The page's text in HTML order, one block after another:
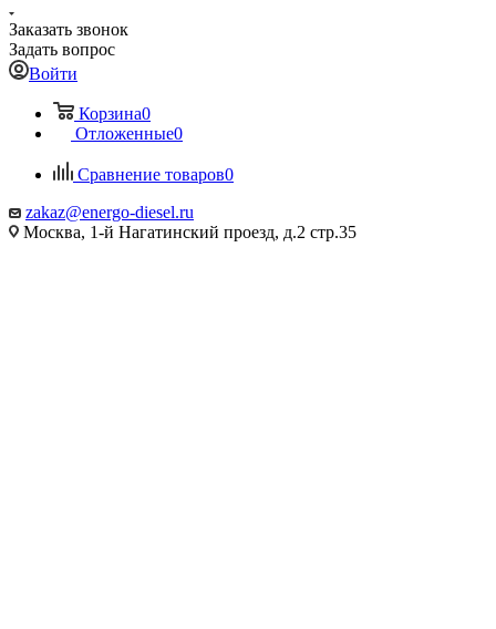
Заказать звонок
Задать вопрос
Войти
Корзина0
Отложенные0
Сравнение товаров0
zakaz@energo-diesel.ru
Москва, 1-й Нагатинский проезд, д.2 стр.35